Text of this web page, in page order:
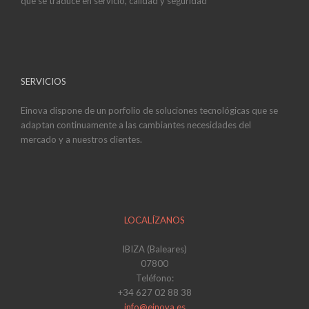
SERVICIOS
Einova dispone de un porfolio de soluciones tecnológicas que se
adaptan continuamente a las cambiantes necesidades del
mercado y a nuestros clientes.
LOCALÍZANOS
IBIZA (Baleares)
07800
Teléfono:
+34 627 02 88 38
info@einova.es